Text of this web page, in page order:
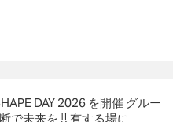
DAY 2026 を開催 グルー
で未来を共有する場に